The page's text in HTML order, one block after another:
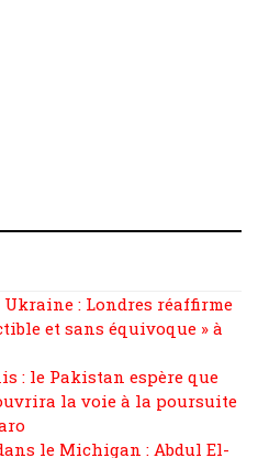
Ukraine : Londres réaffirme
et sans équivoque » à
: le Pakistan espère que
la voie à la poursuite
le Michigan : Abdul El-